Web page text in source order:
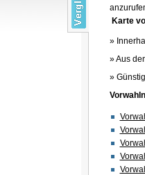
Karte
»
» Aus
»